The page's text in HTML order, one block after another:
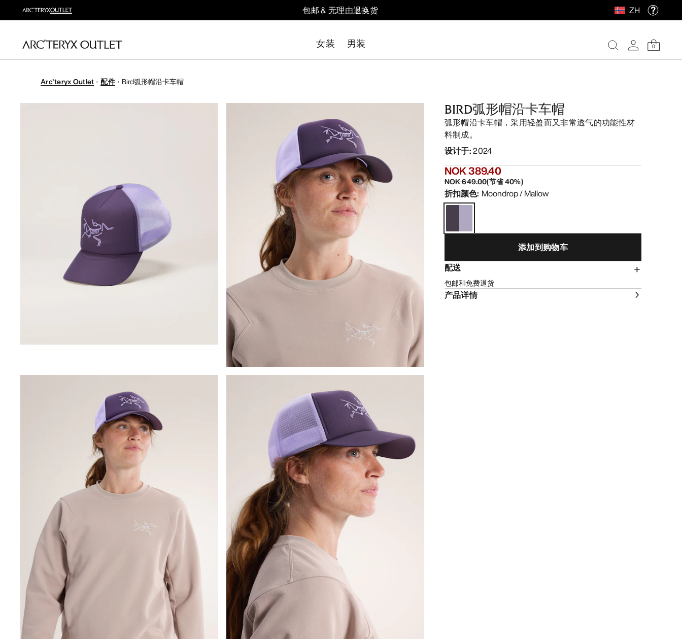
包邮 &无理由退换货 ZH
女装 男装 0
Arc'teryx Outlet 配件 Bird弧形帽沿卡车帽
BIRD弧形帽沿卡车帽
弧形帽沿卡车帽，采用轻盈而又非常透气的功能性材
料制成。
设计于:2024
NOK 389.40
NOK 649.00(节省40%)
折扣颜色: Moondrop / Mallow
添加到购物车
配送
包邮和免费退货
产品详情